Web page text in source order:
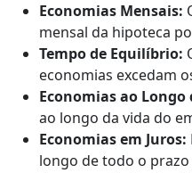
Economias Mensais:
mensal da hipoteca
Tempo de Equilíbrio:
economias excedam
Economias ao Longo
ao longo da vida do
Economias em Juros:
longo de todo o